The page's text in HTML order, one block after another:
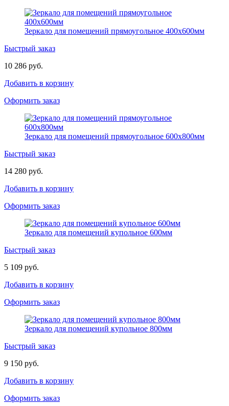
Зеркало для помещений прямоугольное 400х600мм
Быстрый заказ
10 286 руб.
Добавить в корзину
Оформить заказ
Зеркало для помещений прямоугольное 600х800мм
Быстрый заказ
14 280 руб.
Добавить в корзину
Оформить заказ
Зеркало для помещений купольное 600мм
Быстрый заказ
5 109 руб.
Добавить в корзину
Оформить заказ
Зеркало для помещений купольное 800мм
Быстрый заказ
9 150 руб.
Добавить в корзину
Оформить заказ